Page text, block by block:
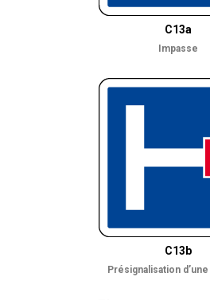
C13a
Impasse
C13b
Présignalisation